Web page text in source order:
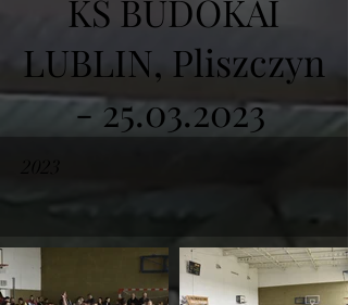
KS BUDOKAI
LUBLIN, Pliszczyn
- 25.03.2023